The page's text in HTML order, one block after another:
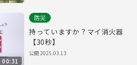
00:31
防災
持っていますか？マイ消火器
【30秒】
公開2025.03.13